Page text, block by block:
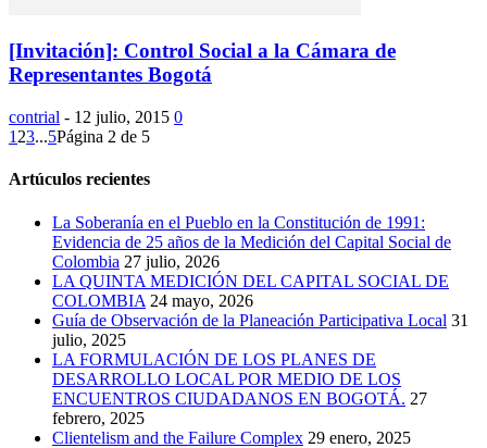
[Invitación]: Control Social a la Cámara de
Representantes Bogotá
contrial - 12 julio, 2015 0
1 23...5Página 2 de 5
Artúculos recientes
La Soberanía en el Pueblo en la Constitución de 1991:
Evidencia de 25 años de la Medición del Capital Social de
Colombia 27 julio, 2026
LA QUINTA MEDICIÓN DEL CAPITAL SOCIAL DE
COLOMBIA 24 mayo, 2026
Guía de Observación de la Planeación Participativa Local 31
julio, 2025
LA FORMULACIÓN DE LOS PLANES DE
DESARROLLO LOCAL POR MEDIO DE LOS
ENCUENTROS CIUDADANOS EN BOGOTÁ. 27
febrero, 2025
Clientelism and the Failure Complex 29 enero, 2025